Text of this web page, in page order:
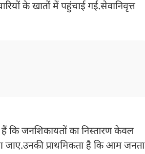
के खातों में पहुंचाई गई.सेवानिवृत्त
हैं कि जनशिकायतों का निस्तारण केवल
प्राथमिकता है कि आम जनता